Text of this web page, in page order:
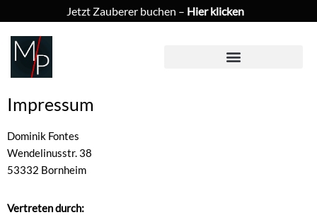
Jetzt Zauberer buchen – Hier klicken
Impressum
Dominik Fontes
Wendelinusstr. 38
53332 Bornheim
Vertreten durch: